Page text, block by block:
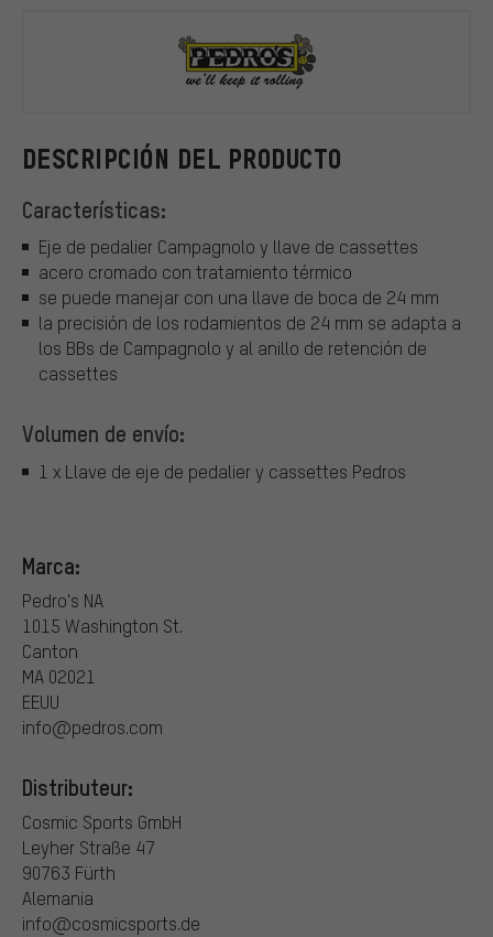
DESCRIPCIÓN DEL PRODUCTO
Características:
Eje de pedalier Campagnolo y llave de cassettes
acero cromado con tratamiento térmico
se puede manejar con una llave de boca de 24 mm
la precisión de los rodamientos de 24 mm se adapta a
los BBs de Campagnolo y al anillo de retención de
cassettes
Volumen de envío:
1 x Llave de eje de pedalier y cassettes Pedros
Marca:
Pedro's NA
1015 Washington St.
Canton
MA 02021
EEUU
info@pedros.com
Distributeur:
Cosmic Sports GmbH
Leyher Straße 47
90763 Fürth
Alemania
info@cosmicsports.de